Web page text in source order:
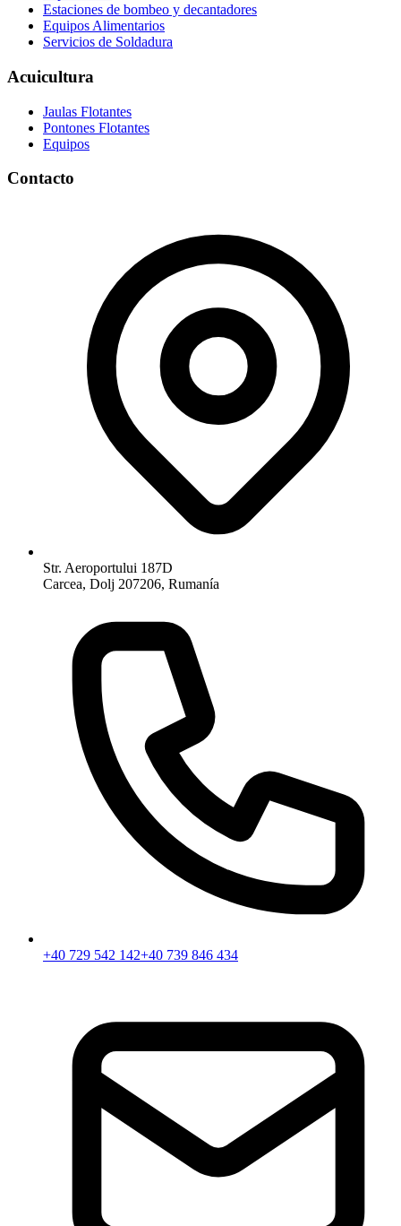
Estaciones de bombeo y decantadores
Equipos Alimentarios
Servicios de Soldadura
Acuicultura
Jaulas Flotantes
Pontones Flotantes
Equipos
Contacto
Str. Aeroportului 187D
Carcea, Dolj 207206, Rumanía
+40 729 542 142+40 739 846 434